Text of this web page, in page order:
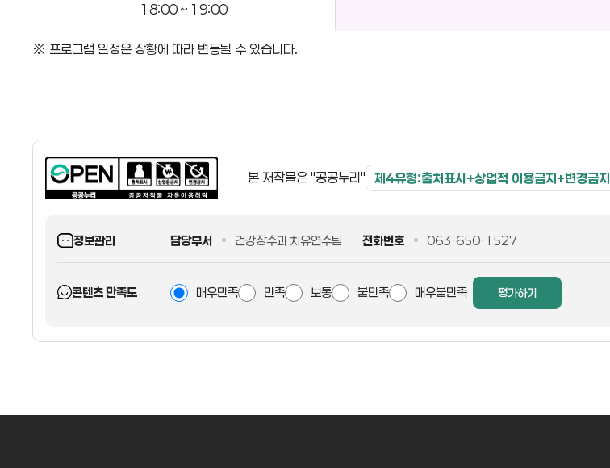
차
일
18:00 ~ 19:00
※ 프로그램 일정은 상황에 따라 변동될 수 있습니다.
본 저작물은 "공공누리" 제4유형:출처표시+상업적 이용금지+변경금지
정보관리 담당부서 건강장수과 치유연수팀 전화번호 063-650-1527
콘텐츠 만족도 매우만족 만족 보통 불만족 매우불만족 평가하기